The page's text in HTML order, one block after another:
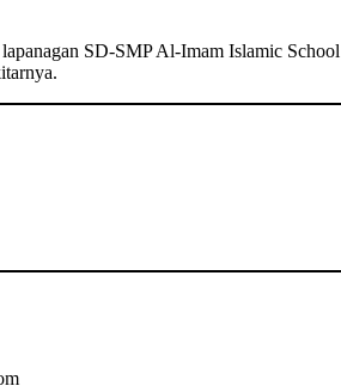
SD-SMP Al-Imam Islamic